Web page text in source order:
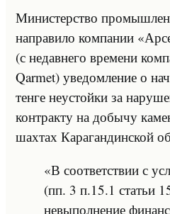
Министерство
направило компании
(с недавнего времени
Qarmet) уведомление о
тенге неустойки за
контракту на добычу
шахтах Карагандинской
«В соответствии с
(пп. 3 п.15.1 статьи
невыполнение